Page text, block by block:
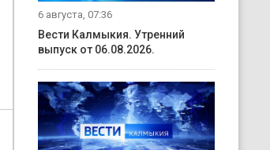
6 августа, 07:36
Вести Калмыкия. Утренний
выпуск от 06.08.2026.